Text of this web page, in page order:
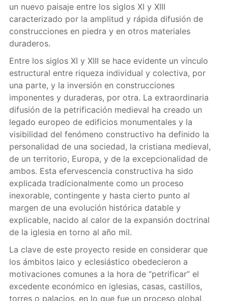
un nuevo paisaje entre los siglos XI y XIII
caracterizado por la amplitud y rápida difusión de
construcciones en piedra y en otros materiales
duraderos.
Entre los siglos XI y XIII se hace evidente un vínculo
estructural entre riqueza individual y colectiva, por
una parte, y la inversión en construcciones
imponentes y duraderas, por otra. La extraordinaria
difusión de la petrificación medieval ha creado un
legado europeo de edificios monumentales y la
visibilidad del fenómeno constructivo ha definido la
personalidad de una sociedad, la cristiana medieval,
de un territorio, Europa, y de la excepcionalidad de
ambos. Esta efervescencia constructiva ha sido
explicada tradicionalmente como un proceso
inexorable, contingente y hasta cierto punto al
margen de una evolución histórica datable y
explicable, nacido al calor de la expansión doctrinal
de la iglesia en torno al año mil.
La clave de este proyecto reside en considerar que
los ámbitos laico y eclesiástico obedecieron a
motivaciones comunes a la hora de “petrificar” el
excedente económico en iglesias, casas, castillos,
torres o palacios, en lo que fue un proceso global,